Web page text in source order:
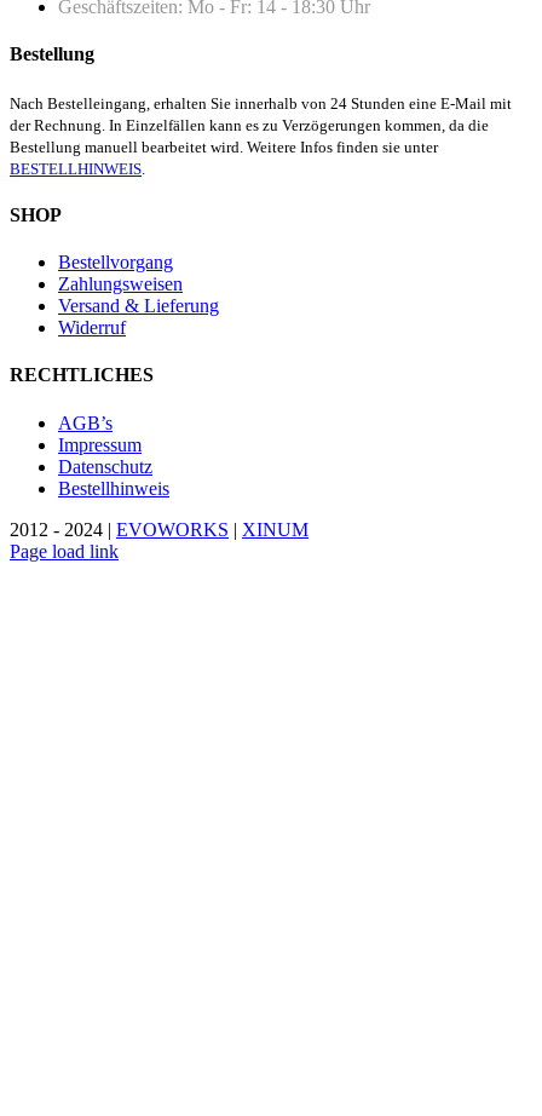
Geschäftszeiten: Mo - Fr: 14 - 18:30 Uhr
Bestellung
Nach Bestelleingang, erhalten Sie innerhalb von 24 Stunden eine E-Mail mit
der Rechnung. In Einzelfällen kann es zu Verzögerungen kommen, da die
Bestellung manuell bearbeitet wird. Weitere Infos finden sie unter
BESTELLHINWEIS
SHOP
Bestellvorgang
Zahlungsweisen
Versand & Lieferung
Widerruf
RECHTLICHES
AGB’s
Impressum
Datenschutz
Bestellhinweis
2012 - 2024 | EVOWORKS | XINUM
Page load link